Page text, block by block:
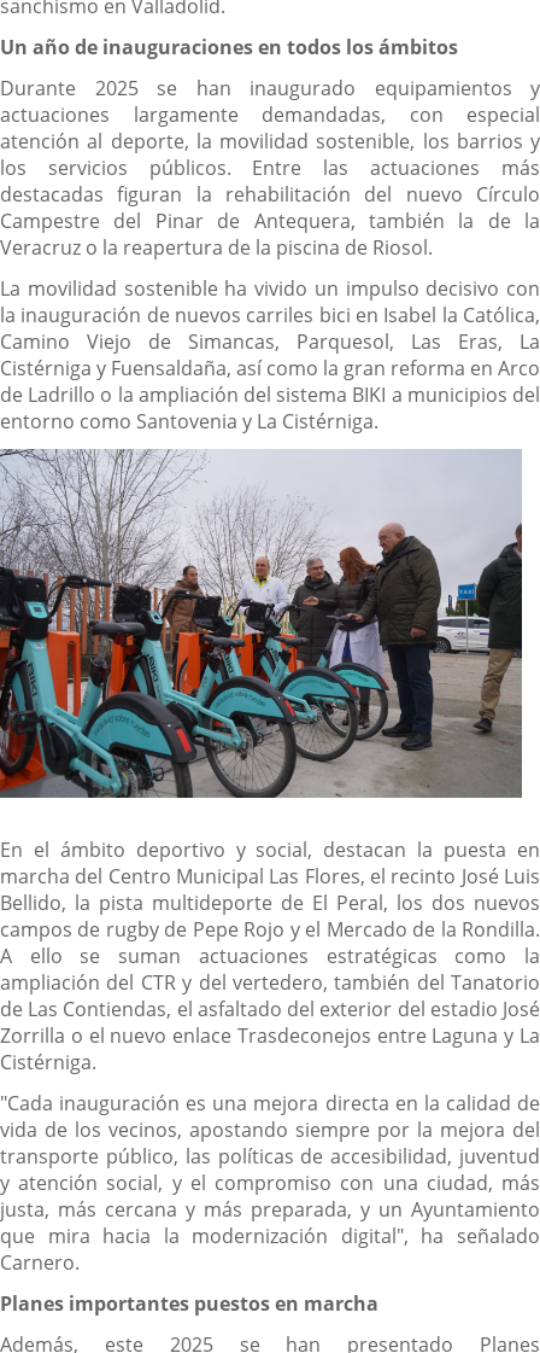
sanchismo en Valladolid.
Un año de inauguraciones en todos los ámbitos
Durante 2025 se han inaugurado equipamientos y
actuaciones largamente demandadas, con especial
atención al deporte, la movilidad sostenible, los barrios y
los servicios públicos. Entre las actuaciones más
destacadas figuran la rehabilitación del nuevo Círculo
Campestre del Pinar de Antequera, también la de la
Veracruz o la reapertura de la piscina de Riosol.
La movilidad sostenible ha vivido un impulso decisivo con
la inauguración de nuevos carriles bici en Isabel la Católica,
Camino Viejo de Simancas, Parquesol, Las Eras, La
Cistérniga y Fuensaldaña, así como la gran reforma en Arco
de Ladrillo o la ampliación del sistema BIKI a municipios del
entorno como Santovenia y La Cistérniga.
En el ámbito deportivo y social, destacan la puesta en
marcha del Centro Municipal Las Flores, el recinto José Luis
Bellido, la pista multideporte de El Peral, los dos nuevos
campos de rugby de Pepe Rojo y el Mercado de la Rondilla.
A ello se suman actuaciones estratégicas como la
ampliación del CTR y del vertedero, también del Tanatorio
de Las Contiendas, el asfaltado del exterior del estadio José
Zorrilla o el nuevo enlace Trasdeconejos entre Laguna y La
Cistérniga.
"Cada inauguración es una mejora directa en la calidad de
vida de los vecinos, apostando siempre por la mejora del
transporte público, las políticas de accesibilidad, juventud
y atención social, y el compromiso con una ciudad, más
justa, más cercana y más preparada, y un Ayuntamiento
que mira hacia la modernización digital", ha señalado
Carnero.
Planes importantes puestos en marcha
Además, este 2025 se han presentado Planes